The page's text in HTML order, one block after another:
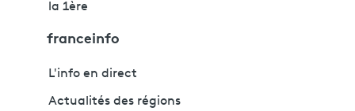
la 1ère
franceinfo
L'info en direct
Actualités des régions